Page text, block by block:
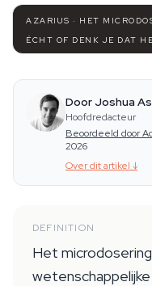
AZARIUS · HET
ÉCHT OF DENK JE DAT
Door Joshua
Hoofdredacteur
Beoordeeld door
2026
Over dit artikel ↓
DEFINITION
Het